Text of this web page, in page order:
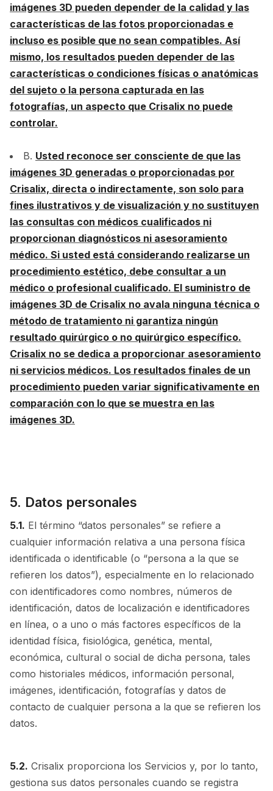
imágenes 3D pueden depender de la calidad y las
características de las fotos proporcionadas e
incluso es posible que no sean compatibles. Así
mismo, los resultados pueden depender de las
características o condiciones físicas o anatómicas
del sujeto o la persona capturada en las
fotografías, un aspecto que Crisalix no puede
controlar.
B. Usted reconoce ser consciente de que las
imágenes 3D generadas o proporcionadas por
Crisalix, directa o indirectamente, son solo para
fines ilustrativos y de visualización y no sustituyen
las consultas con médicos cualificados ni
proporcionan diagnósticos ni asesoramiento
médico. Si usted está considerando realizarse un
procedimiento estético, debe consultar a un
médico o profesional cualificado. El suministro de
imágenes 3D de Crisalix no avala ninguna técnica o
método de tratamiento ni garantiza ningún
resultado quirúrgico o no quirúrgico específico.
Crisalix no se dedica a proporcionar asesoramiento
ni servicios médicos. Los resultados finales de un
procedimiento pueden variar significativamente en
comparación con lo que se muestra en las
imágenes 3D.
5. Datos personales
5.1. El término “datos personales” se refiere a
cualquier información relativa a una persona física
identificada o identificable (o “persona a la que se
refieren los datos”), especialmente en lo relacionado
con identificadores como nombres, números de
identificación, datos de localización e identificadores
en línea, o a uno o más factores específicos de la
identidad física, fisiológica, genética, mental,
económica, cultural o social de dicha persona, tales
como historiales médicos, información personal,
imágenes, identificación, fotografías y datos de
contacto de cualquier persona a la que se refieren los
datos.
5.2. Crisalix proporciona los Servicios y, por lo tanto,
gestiona sus datos personales cuando se registra